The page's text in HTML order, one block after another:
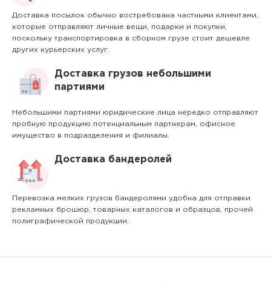
Доставка посылок обычно востребована частными клиентами,
которые отправляют личные вещи, подарки и покупки,
поскольку транспортировка в сборном грузе стоит дешевле
других курьерских услуг.
Доставка грузов небольшими
партиями
Небольшими партиями юридические лица нередко отправляют
пробную продукцию потенциальным партнерам, офисное
имущество в подразделения и филиалы.
Доставка бандеролей
Перевозка мелких грузов бандеролями удобна для отправки
рекламных брошюр, товарных каталогов и образцов, прочей
полиграфической продукции.